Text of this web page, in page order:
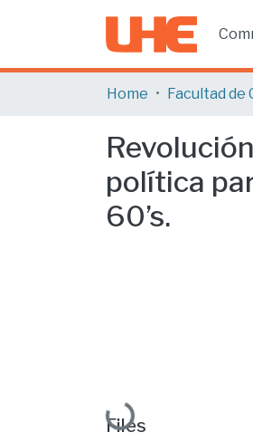
Home
política
60’s.
Loading...
Files